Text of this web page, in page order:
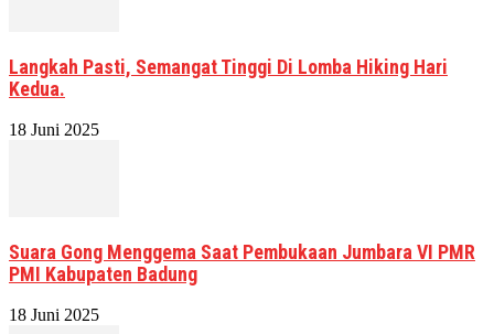
Langkah Pasti, Semangat Tinggi Di Lomba Hiking Hari
Kedua.
18 Juni 2025
Suara Gong Menggema Saat Pembukaan Jumbara VI PMR
PMI Kabupaten Badung
18 Juni 2025